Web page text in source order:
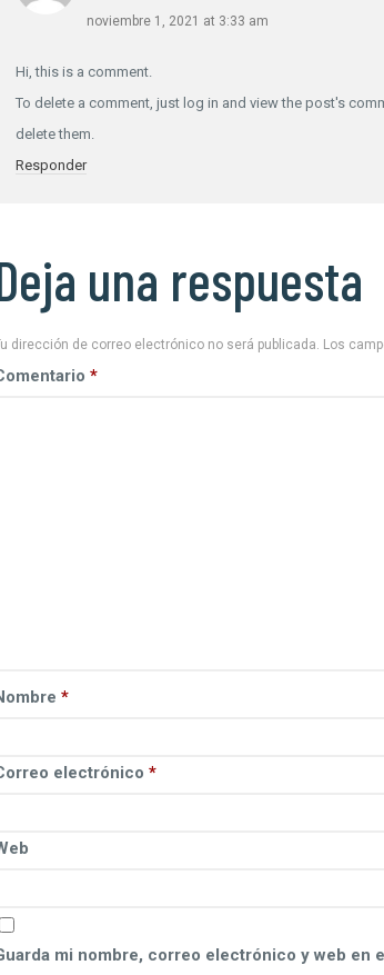
noviembre 1, 2021 at 3:33 am
Hi, this is a comment.
To delete a comment, just log in and view the post's
delete them.
Responder
una respuesta
dirección de correo electrónico no será publicada. Los
*
*
electrónico *
mi nombre, correo electrónico y web en